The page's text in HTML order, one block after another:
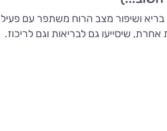
ושיפור מצב הרוח משתפר עם